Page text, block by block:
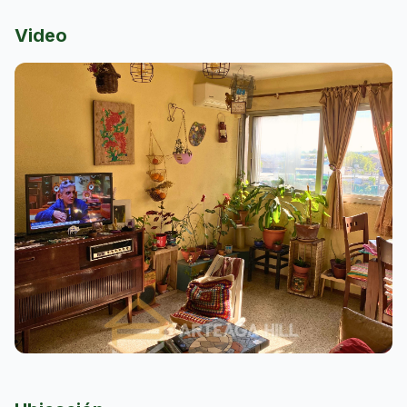
Jardín
Parrillero o Barbacoa
Salón Multiuso
Video